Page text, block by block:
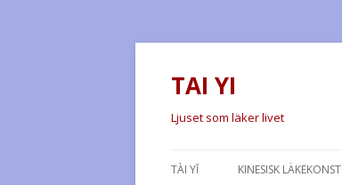
TAI YI
Ljuset som läker livet
TÀI YĬ KINESISK LÄKEKONST